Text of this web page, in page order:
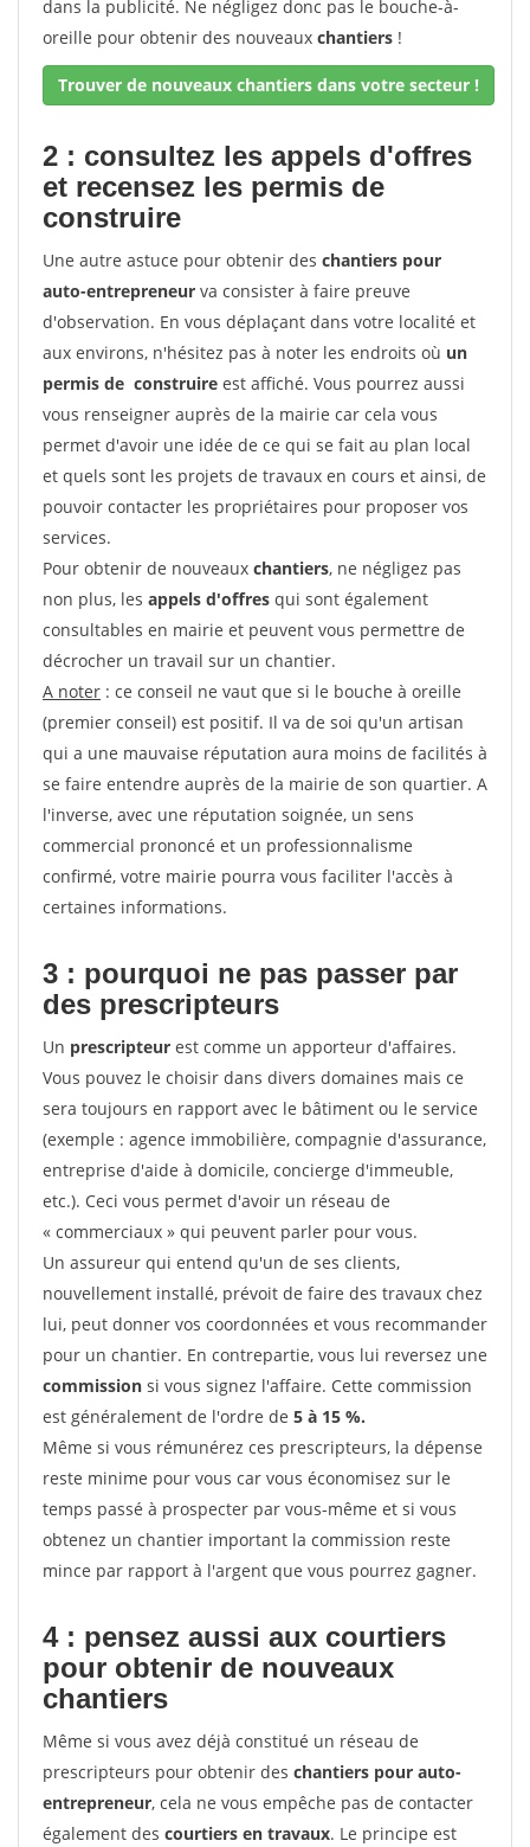
dans la publicité. Ne négligez donc pas le bouche-à-
oreille pour obtenir des nouveaux chantiers !
Trouver de nouveaux chantiers dans votre secteur !
2 : consultez les appels d'offres
et recensez les permis de
construire
Une autre astuce pour obtenir des chantiers pour
auto-entrepreneur va consister à faire preuve
d'observation. En vous déplaçant dans votre localité et
aux environs, n'hésitez pas à noter les endroits où un
permis de construire est affiché. Vous pourrez aussi
vous renseigner auprès de la mairie car cela vous
permet d'avoir une idée de ce qui se fait au plan local
et quels sont les projets de travaux en cours et ainsi, de
pouvoir contacter les propriétaires pour proposer vos
services.
Pour obtenir de nouveaux chantiers, ne négligez pas
non plus, les appels d'offres qui sont également
consultables en mairie et peuvent vous permettre de
décrocher un travail sur un chantier.
A noter : ce conseil ne vaut que si le bouche à oreille
(premier conseil) est positif. Il va de soi qu'un artisan
qui a une mauvaise réputation aura moins de facilités à
se faire entendre auprès de la mairie de son quartier. A
l'inverse, avec une réputation soignée, un sens
commercial prononcé et un professionnalisme
confirmé, votre mairie pourra vous faciliter l'accès à
certaines informations.
3 : pourquoi ne pas passer par
des prescripteurs
Un prescripteur est comme un apporteur d'affaires.
Vous pouvez le choisir dans divers domaines mais ce
sera toujours en rapport avec le bâtiment ou le service
(exemple : agence immobilière, compagnie d'assurance,
entreprise d'aide à domicile, concierge d'immeuble,
etc.). Ceci vous permet d'avoir un réseau de
« commerciaux » qui peuvent parler pour vous.
Un assureur qui entend qu'un de ses clients,
nouvellement installé, prévoit de faire des travaux chez
lui, peut donner vos coordonnées et vous recommander
pour un chantier. En contrepartie, vous lui reversez une
commission si vous signez l'affaire. Cette commission
est généralement de l'ordre de 5 à 15 %.
Même si vous rémunérez ces prescripteurs, la dépense
reste minime pour vous car vous économisez sur le
temps passé à prospecter par vous-même et si vous
obtenez un chantier important la commission reste
mince par rapport à l'argent que vous pourrez gagner.
4 : pensez aussi aux courtiers
pour obtenir de nouveaux
chantiers
Même si vous avez déjà constitué un réseau de
prescripteurs pour obtenir des chantiers pour auto-
entrepreneur, cela ne vous empêche pas de contacter
également des courtiers en travaux. Le principe est